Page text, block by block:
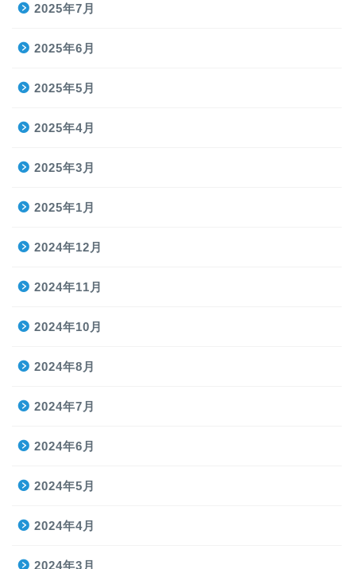
2025年7月
2025年6月
2025年5月
2025年4月
2025年3月
2025年1月
2024年12月
2024年11月
2024年10月
2024年8月
2024年7月
2024年6月
2024年5月
2024年4月
2024年3月